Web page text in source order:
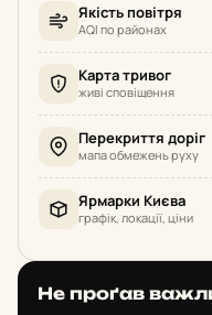
Якість повітря
AQI по районах
Карта тривог
живі сповіщення
Перекриття доріг
мапа обмежень руху
Ярмарки Києва
графік, локації, ціни
Не проґав